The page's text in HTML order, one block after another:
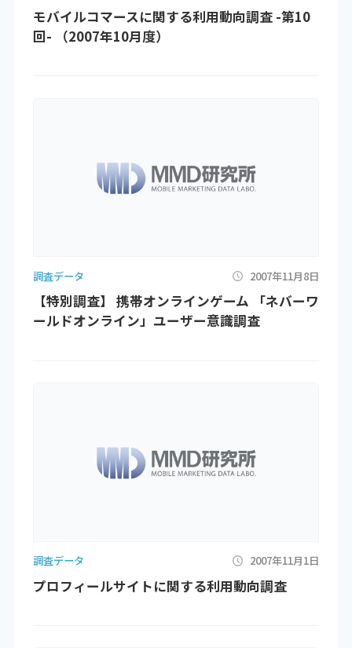
モバイルコマースに関する利用動向調査 -第10
回- （2007年10月度）
調査データ 2007年11月8日
【特別調査】 携帯オンラインゲーム 「ネバーワ
ールドオンライン」ユーザー意識調査
調査データ 2007年11月1日
プロフィールサイトに関する利用動向調査